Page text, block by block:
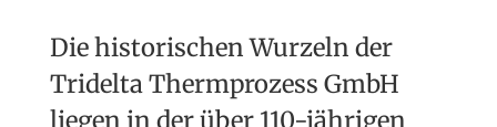
Die historischen Wurzeln der
Tridelta Thermprozess GmbH
liegen in der über 110-jährigen